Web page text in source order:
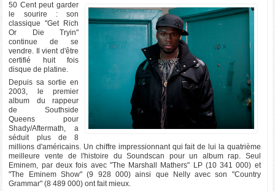
50 Cent peut garder
le sourire : son
classique "Get Rich
Or Die Tryin"
continue de se
vendre. Il vient d'être
certifié huit fois
disque de platine.
Depuis sa sortie en
2003, le premier
album du rappeur
de Southside
Queens pour
Shady/Aftermath, a
séduit plus de 8
millions d'américains. Un chiffre impressionnant qui fait de lui la quatrième
meilleure vente de l'histoire du Soundscan pour un album rap. Seul
Eminem, par deux fois avec "The Marshall Mathers" LP (10 341 000) et
"The Eminem Show" (9 928 000) ainsi que Nelly avec son "Country
Grammar" (8 489 000) ont fait mieux.